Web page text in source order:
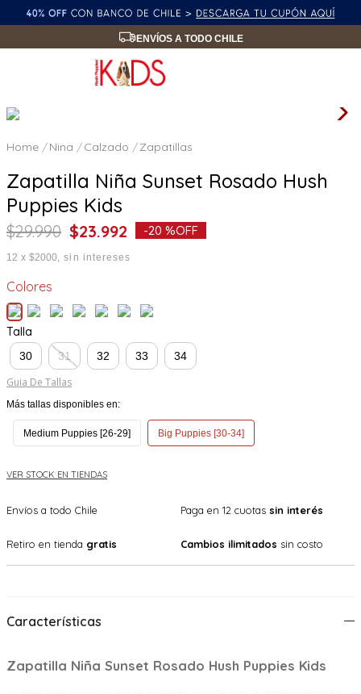
ENVÍOS A TODO CHILE
Nina Calzado Zapatillas
Zapatilla Niña Sunset Rosado Hush
Puppies Kids
$29.990 $23.992 -20 %OFF
12 x $2000 sin intereses
Colores
Talla
30 31 32 33 34
Guia De Tallas
Más tallas disponibles en:
Medium Puppies [26-29] Big Puppies [30-34]
VER STOCK EN TIENDAS
Envíos a todo Chile Paga en 12 cuotas sin interés
Retiro en tienda gratis Cambios ilimitados sin costo
Características
Zapatilla Niña Sunset Rosado Hush Puppies Kids